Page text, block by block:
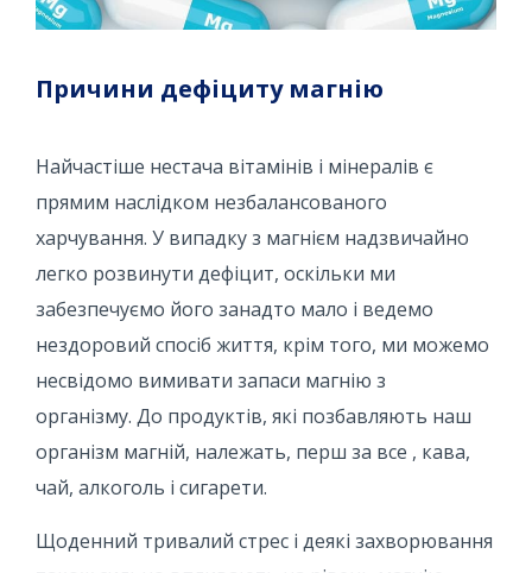
Причини дефіциту магнію
Найчастіше нестача вітамінів і мінералів є
прямим наслідком незбалансованого
харчування. У випадку з магнієм надзвичайно
легко розвинути дефіцит, оскільки ми
забезпечуємо його занадто мало і ведемо
нездоровий спосіб життя, крім того, ми можемо
несвідомо вимивати запаси магнію з
організму. До продуктів, які позбавляють наш
організм магній, належать, перш за все , кава,
чай, алкоголь і сигарети.
Щоденний тривалий стрес і деякі захворювання